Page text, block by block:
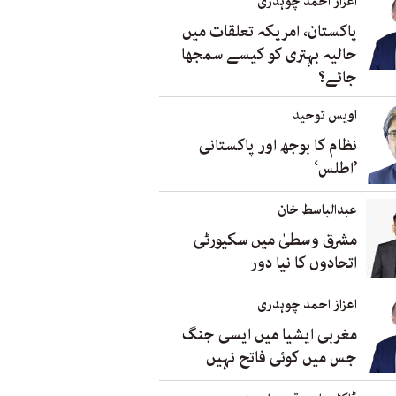
پاکستان، امریکہ تعلقات میں
حالیہ بہتری کو کیسے سمجھا
جائے؟
اویس توحید
نظام کا بوجھ اور پاکستانی
’اطلس‘
عبدالباسط خان
مشرق وسطیٰ میں سکیورٹی
اتحادوں کا نیا دور
اعزاز احمد چوہدری
مغربی ایشیا میں ایسی جنگ
جس میں کوئی فاتح نہیں